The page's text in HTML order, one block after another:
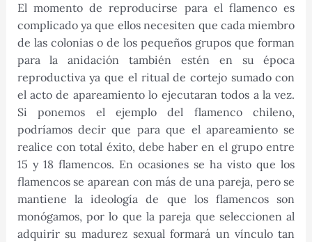
El momento de reproducirse para el flamenco es
complicado ya que ellos necesiten que cada miembro
de las colonias o de los pequeños grupos que forman
para la anidación también estén en su época
reproductiva ya que el ritual de cortejo sumado con
el acto de apareamiento lo ejecutaran todos a la vez.
Si ponemos el ejemplo del flamenco chileno,
podríamos decir que para que el apareamiento se
realice con total éxito, debe haber en el grupo entre
15 y 18 flamencos. En ocasiones se ha visto que los
flamencos se aparean con más de una pareja, pero se
mantiene la ideología de que los flamencos son
monógamos, por lo que la pareja que seleccionen al
adquirir su madurez sexual formará un vínculo tan